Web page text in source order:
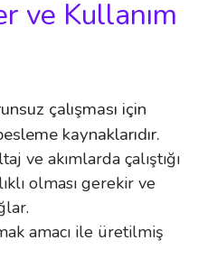
ve Kullanım
çalışması için
kaynaklarıdır.
ve akımlarda çalıştığı
olması gerekir ve
amacı ile üretilmiş